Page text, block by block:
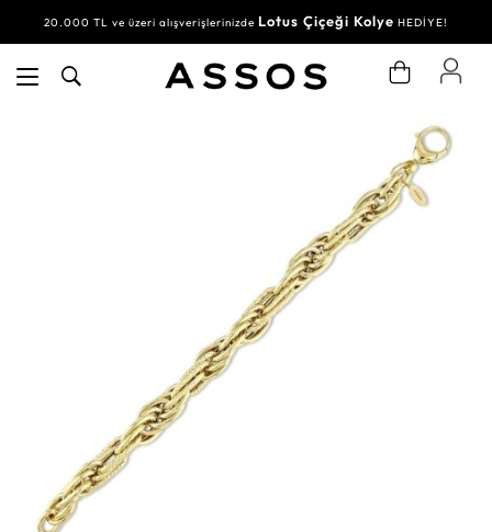
20.000 TL ve üzeri alışverişlerinizde Lotus Çiçeği Kolye HEDİYE!